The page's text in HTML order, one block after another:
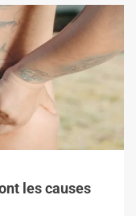
les causes